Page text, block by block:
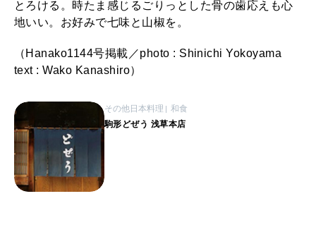
とろける。時たま感じるごりっとした骨の歯応えも心
地いい。お好みで七味と山椒を。
（Hanako1144号掲載／photo : Shinichi Yokoyama
text : Wako Kanashiro）
その他日本料理 和食
駒形どぜう 浅草本店